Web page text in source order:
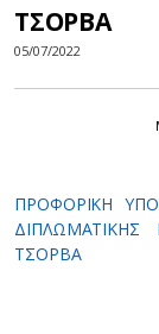
ΤΣΟΡΒΑ
05/07/2022
ΠΡΟΦΟΡΙΚΗ
ΤΣΟΡΒΑ